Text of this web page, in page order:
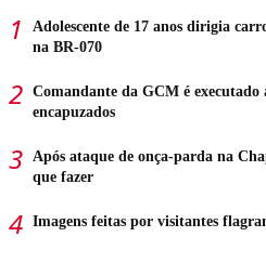
Adolescente de 17 anos dirigia
na BR-070
Comandante da GCM é
encapuzados
Após ataque de onça-parda na
que fazer
Imagens feitas por visitantes